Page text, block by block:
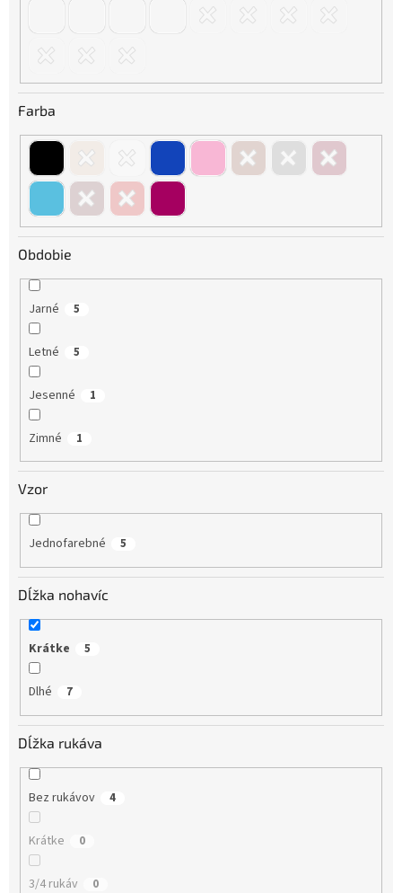
Farba
Obdobie
Jarné 5
Letné 5
Jesenné 1
Zimné 1
Vzor
Jednofarebné 5
Dĺžka nohavíc
Krátke 5
Dlhé 7
Dĺžka rukáva
Bez rukávov 4
Krátke 0
3/4 rukáv 0